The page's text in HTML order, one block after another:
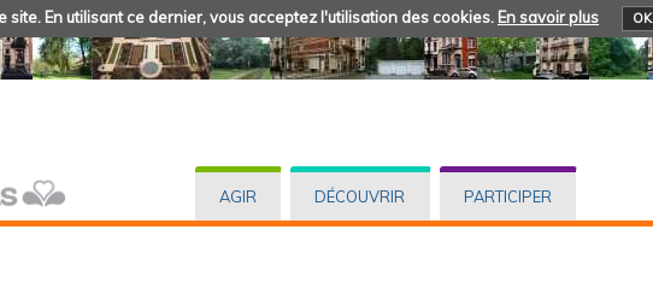
En utilisant ce dernier, vous acceptez l'utilisation des cookies. En savoir plus OK
AGIR DÉCOUVRIR PARTICIPER